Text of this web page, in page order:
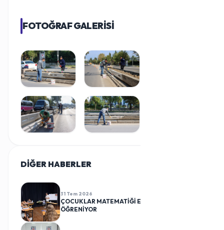
FOTOĞRAF GALERİSİ
DİĞER HABERLER
31 Tem 2026
ÇOCUKLAR MATEMATİĞİ EĞLENEREK
ÖĞRENİYOR